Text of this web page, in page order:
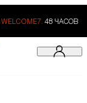
WELCOME7. 48 ЧАСОВ